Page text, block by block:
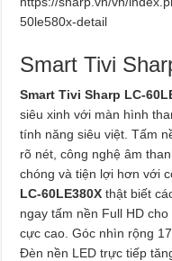
50le580x-detail
Smart Tivi
Smart Tivi Sharp LC-
siêu xinh với màn hình
tính năng siêu việt. Tấm
rõ nét, công nghệ âm
chóng và tiện lợi hơn với
LC-60LE380Xthật biết
ngay tấm nền Full HD
cực cao. Góc nhìn rộng
Đèn nền LED trực tiếp